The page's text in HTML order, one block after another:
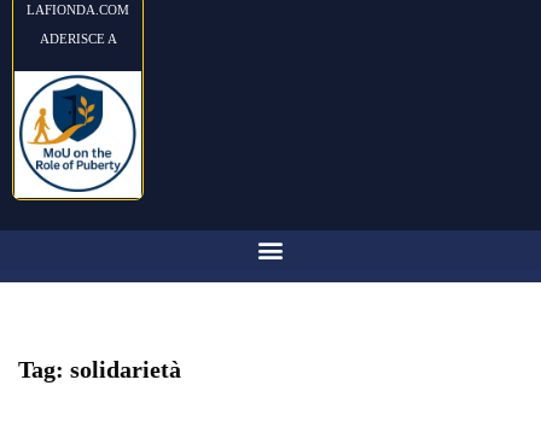
LAFIONDA.COM
ADERISCE A
Tag: solidarietà